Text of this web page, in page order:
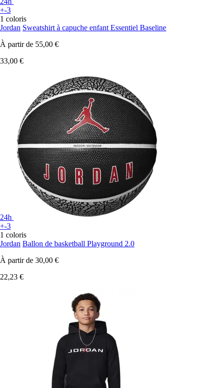
+-3
1 coloris
Jordan Sweatshirt à capuche enfant Essentiel Baseline
À partir de 55,00 €
33,00 €
24h
+-3
1 coloris
Jordan Ballon de basketball Playground 2.0
À partir de 30,00 €
22,23 €